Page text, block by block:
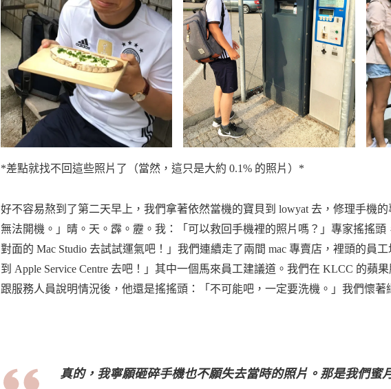
*差點就找不回這些照片了（當然，這只是大約 0.1% 的照片）*
好不容易熬到了第二天早上，我們拿著依然當機的寶貝到 lowyat 去，修理手機
無法開機。」晴。天。霹。靂。我：「可以救回手機裡的照片嗎？」專家搖搖頭
對面的 Mac Studio 去試試運氣吧！」我們連續走了兩間 mac 專賣店，裡頭的員
到 Apple Service Centre 去吧！」其中一個馬來員工建議道。我們在 KLCC 的蘋
跟服務人員說明情況後，他還是搖搖頭：「不可能吧，一定要洗機。」我們懷著
真的，我寧願砸碎手機也不願失去當時的照片。那是我們蜜